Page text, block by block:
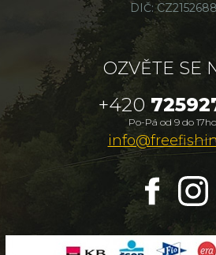
DIČ:
OZVĚTE SE
+420
Po-Pá od 9 do